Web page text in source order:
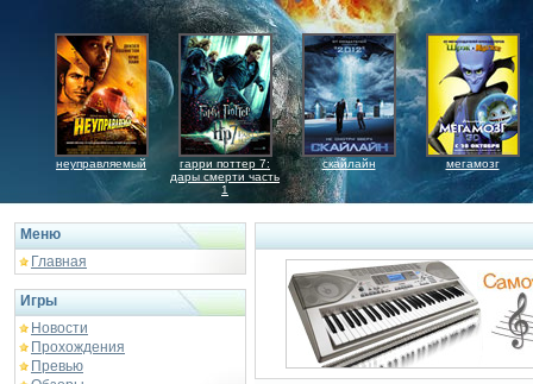
неуправляемый
гарри поттер 7:
дары смерти часть
1
скайлайн мегамозг
Меню
Главная
Игры
Новости
Прохождения
Превью